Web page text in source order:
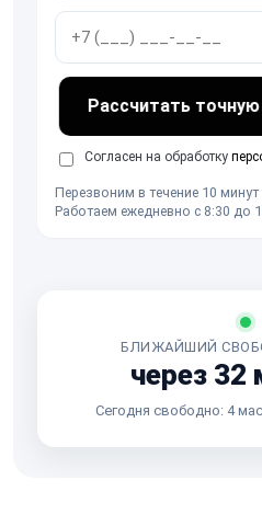
Рассчитать точную
Согласен на обработку
Перезвоним в течение 10 минут
Работаем ежедневно с 8:30 до
БЛИЖАЙШИЙ
через 32
Сегодня свободно: 4